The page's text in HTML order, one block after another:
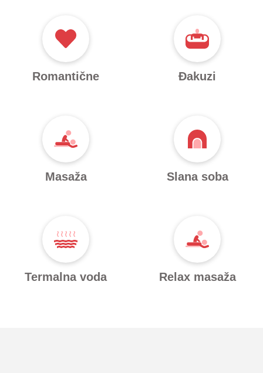
Romantične Đakuzi
Masaža Slana soba
Termalna voda Relax masaža